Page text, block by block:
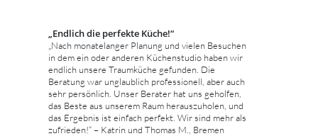
„Endlich die perfekte Küche!“
„Nach monatelanger Planung und vielen Besuchen
in dem ein oder anderen Küchenstudio haben wir
endlich unsere Traumküche gefunden. Die
Beratung war unglaublich professionell, aber auch
sehr persönlich. Unser Berater hat uns geholfen,
das Beste aus unserem Raum herauszuholen, und
das Ergebnis ist einfach perfekt. Wir sind mehr als
zufrieden!“ – Katrin und Thomas M., Bremen